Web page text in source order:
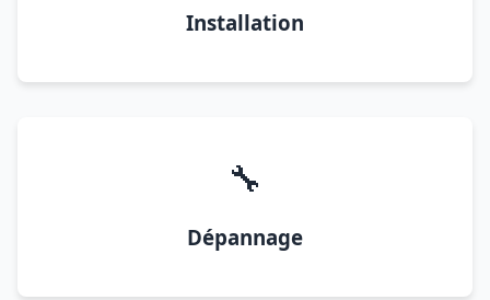
Installation
🔧
Dépannage